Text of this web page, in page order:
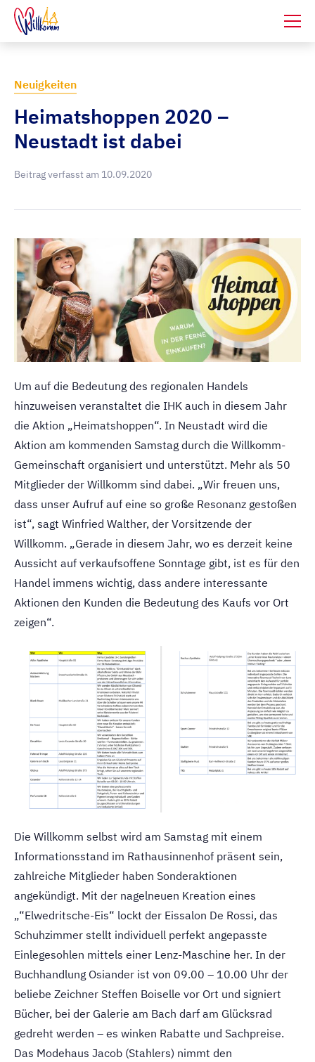
Neuigkeiten
Heimatshoppen 2020 –
Neustadt ist dabei
Beitrag verfasst am 10.09.2020
Um auf die Bedeutung des regionalen Handels
hinzuweisen veranstaltet die IHK auch in diesem Jahr
die Aktion „Heimatshoppen“. In Neustadt wird die
Aktion am kommenden Samstag durch die Willkomm-
Gemeinschaft organisiert und unterstützt. Mehr als 50
Mitglieder der Willkomm sind dabei. „Wir freuen uns,
dass unser Aufruf auf eine so große Resonanz gestoßen
ist“, sagt Winfried Walther, der Vorsitzende der
Willkomm. „Gerade in diesem Jahr, wo es derzeit keine
Aussicht auf verkaufsoffene Sonntage gibt, ist es für den
Handel immens wichtig, dass andere interessante
Aktionen den Kunden die Bedeutung des Kaufs vor Ort
zeigen“.
Die Willkomm selbst wird am Samstag mit einem
Informationsstand im Rathausinnenhof präsent sein,
zahlreiche Mitglieder haben Sonderaktionen
angekündigt. Mit der nagelneuen Kreation eines
„“Elwedritsche-Eis“ lockt der Eissalon De Rossi, das
Schuhzimmer stellt individuell perfekt angepasste
Einlegesohlen mittels einer Lenz-Maschine her. In der
Buchhandlung Osiander ist von 09.00 – 10.00 Uhr der
beliebe Zeichner Steffen Boiselle vor Ort und signiert
Bücher, bei der Galerie am Bach darf am Glücksrad
gedreht werden – es winken Rabatte und Sachpreise.
Das Modehaus Jacob (Stahlers) nimmt den